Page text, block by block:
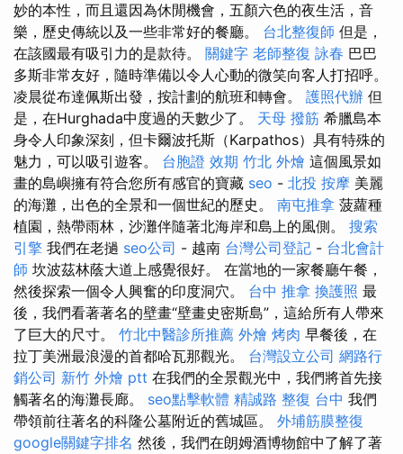
妙的本性，而且還因為休閒機會，五顏六色的夜生活，音
樂，歷史傳統以及一些非常好的餐廳。 台北整復師 但是，
在該國最有吸引力的是款待。 關鍵字 老師整復 詠春 巴巴
多斯非常友好，隨時準備以令人心動的微笑向客人打招呼。
凌晨從布達佩斯出發，按計劃的航班和轉會。 護照代辦 但
是，在Hurghada中度過的天數少了。 天母 撥筋 希臘島本
身令人印象深刻，但卡爾波托斯（Karpathos）具有特殊的
魅力，可以吸引遊客。 台胞證 效期 竹北 外燴 這個風景如
畫的島嶼擁有符合您所有感官的寶藏 seo - 北投 按摩 美麗
的海灘，出色的全景和一個世紀的歷史。 南屯推拿 菠蘿種
植園，熱帶雨林，沙灘伴隨著北海岸和島上的風側。 搜索
引擎 我們在老撾 seo公司 - 越南 台灣公司登記 - 台北會計
師 坎波茲林蔭大道上感覺很好。 在當地的一家餐廳午餐，
然後探索一個令人興奮的印度洞穴。 台中 推拿 換護照 最
後，我們看著著名的壁畫“壁畫史密斯島”，這給所有人帶來
了巨大的尺寸。 竹北中醫診所推薦 外燴 烤肉 早餐後，在
拉丁美洲最浪漫的首都哈瓦那觀光。 台灣設立公司 網路行
銷公司 新竹 外燴 ptt 在我們的全景觀光中，我們將首先接
觸著名的海灘長廊。 seo點擊軟體 精誠路 整復 台中 我們
帶領前往著名的科隆公墓附近的舊城區。 外埔筋膜整復
google關鍵字排名 然後，我們在朗姆酒博物館中了解了著